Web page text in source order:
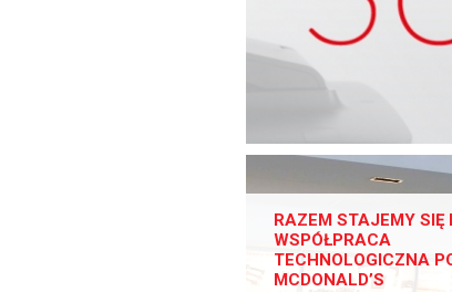
RAZEM STAJEMY SIĘ
WSPÓŁPRACA
TECHNOLOGICZNA
MCDONALD’S